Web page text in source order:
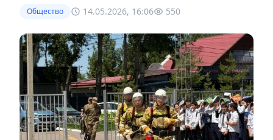
Общество 14.05.2026, 16:06 550